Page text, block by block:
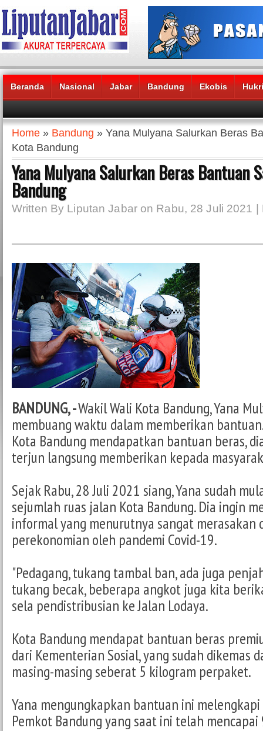
Beranda Nasional Jabar Bandung Ekobis
Headlines News :
Home » Bandung » Yana Mulyana Salurkan Beras
Kota Bandung
Yana Mulyana Salurkan Beras Bantuan
Bandung
Written By Liputan Jabar on Rabu, 28 Juli 2021
BANDUNG, -Wakil Wali Kota Bandung, Yana
membuang waktu dalam memberikan
Kota Bandung mendapatkan bantuan beras,
terjun langsung memberikan kepada
Sejak Rabu, 28 Juli 2021 siang, Yana sudah
sejumlah ruas jalan Kota Bandung. Dia ingin
informal yang menurutnya sangat merasakan
perekonomian oleh pandemi Covid-19.
"Pedagang, tukang tambal ban, ada juga
tukang becak, beberapa angkot juga kita
sela pendistribusian ke Jalan Lodaya.
Kota Bandung mendapat bantuan beras
dari Kementerian Sosial, yang sudah dikemas
masing-masing seberat 5 kilogram perpaket.
Yana mengungkapkan bantuan ini
Pemkot Bandung yang saat ini telah